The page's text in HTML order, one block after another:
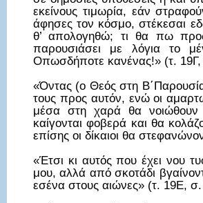
εκείνους τιμωρία, εάν
άφησες τον κόσμο, στέκεσαι
θ’ απολογηθώ; τι θα πω
παρουσιάσει με λόγια το
Οπωσδήποτε κανένας!» (τ.
«Όντας (ο Θεός στη
τους προς αυτόν, ενώ οι
μέσα στη χαρά θα
καίγονται φοβερά και θα
επίσης οι δίκαιοι θα
«Έτσι κι αυτός που έχει νου
μου, αλλά από σκοτάδι
εσένα στους αιώνες» (τ. 19Ε,